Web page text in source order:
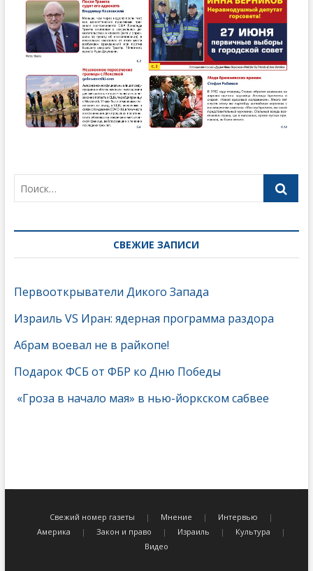
СВЕЖИЕ ЗАПИСИ
Первооткрыватели Дикого Запада
Израиль VS Иран: ядерная программа раздора
Абрам воевал не в райкопе!
Подарок ФСБ от ФБР ко Дню Победы
«Гроза в начало мая» в нью-йоркском сабвее
Свежий номер газеты Мнение
Интервью
Америка
Закон и право Израиль
Культура
Видео